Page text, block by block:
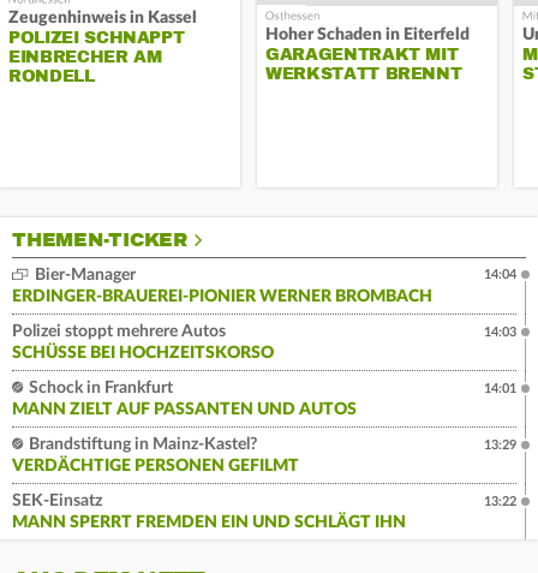
Zeugenhinweis in Kassel
POLIZEI SCHNAPPT
EINBRECHER AM
RONDELL
Hoher Schaden in Eiterfeld
GARAGENTRAKT MIT
WERKSTATT BRENNT
THEMEN-TICKER
Bier-Manager
ERDINGER-BRAUEREI-PIONIER WERNER BROMBACH
14:04
Polizei stoppt mehrere Autos
SCHÜSSE BEI HOCHZEITSKORSO
14:03
Schock in Frankfurt
MANN ZIELT AUF PASSANTEN UND AUTOS
14:01
Brandstiftung in Mainz-Kastel?
VERDÄCHTIGE PERSONEN GEFILMT
13:29
SEK-Einsatz
MANN SPERRT FREMDEN EIN UND SCHLÄGT IHN
13:22